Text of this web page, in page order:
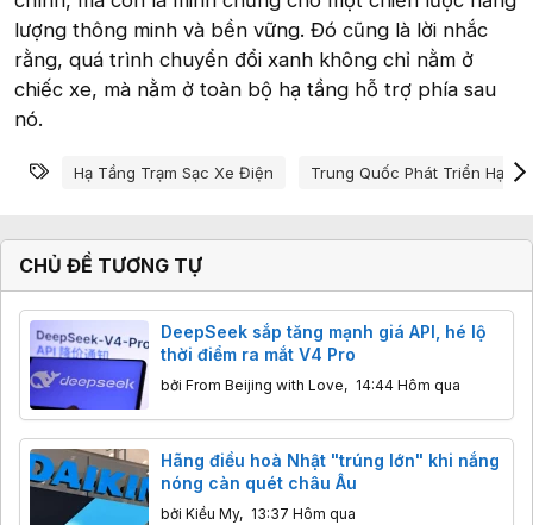
lượng thông minh và bền vững. Đó cũng là lời nhắc
rằng, quá trình chuyển đổi xanh không chỉ nằm ở
chiếc xe, mà nằm ở toàn bộ hạ tầng hỗ trợ phía sau
nó.
Từ khóa
Hạ Tầng Trạm Sạc Xe Điện Trung Quốc Phát Triển Hạ
CHỦ ĐỀ TƯƠNG TỰ
DeepSeek sắp tăng mạnh giá API, hé lộ
thời điểm ra mắt V4 Pro
bởi From Beijing with Love, 14:44 Hôm qua
Hãng điều hoà Nhật "trúng lớn" khi nắng
nóng càn quét châu Âu
bởi Kiều My, 13:37 Hôm qua